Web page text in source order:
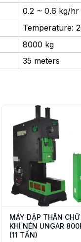
0.2 ~ 0.6 kg/hr
Temperature:
8000 kg
35 meters
MÁY DẬP THÂN CHỮ
KHÍ NÉN UNGAR
(11 TẤN)